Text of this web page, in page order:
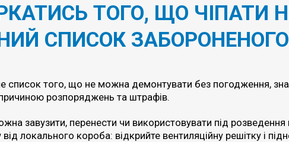
ТОГО, ЩО ЧІПАТИ
СПИСОК ЗАБОРОНЕНОГО
список того, що не можна демонтувати без погодження,
розпоряджень та штрафів.
завузити, перенести чи використовувати під
локального короба: відкрийте вентиляційну решітку і